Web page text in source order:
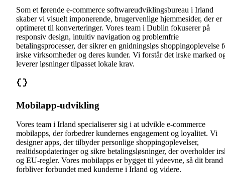
Som et førende e-commerce softwareudviklingsbureau i Irland
skaber vi visuelt imponerende, brugervenlige hjemmesider, der er
optimeret til konverteringer. Vores team i Dublin fokuserer på
responsiv design, intuitiv navigation og problemfrie
betalingsprocesser, der sikrer en gnidningsløs shoppingoplevelse
irske virksomheder og deres kunder. Vi forstår det irske marked
leverer løsninger tilpasset lokale krav.
Mobilapp-udvikling
Vores team i Irland specialiserer sig i at udvikle e-commerce
mobilapps, der forbedrer kundernes engagement og loyalitet. Vi
designer apps, der tilbyder personlige shoppingoplevelser,
realtidsopdateringer og sikre betalingsløsninger, der overholder
og EU-regler. Vores mobilapps er bygget til ydeevne, så dit brand
forbliver forbundet med kunderne i Irland og videre.